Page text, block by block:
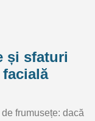
și sfaturi
frumusețe: dacă